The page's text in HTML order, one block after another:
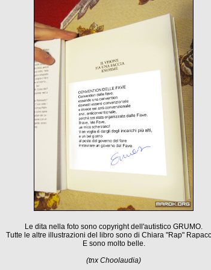
Le dita nella foto sono copyright dell'autistico GRUMO.
Tutte le altre illustrazioni del libro sono di Chiara "Rap"
E sono molto belle.
(tnx Choolaudia)